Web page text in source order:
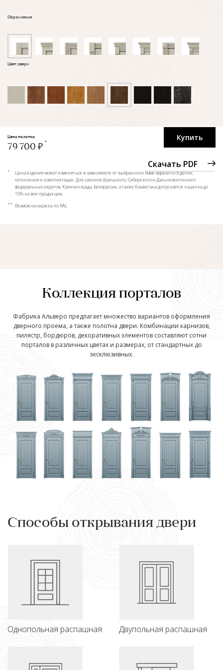
Обрамление
Цвет двери
Купить
Скачать PDF
Цена полотна:
79 700 ₽
*
Цена изделия может изменяться в зависимости от выбранного Вами варианта отделки,
остекления и комплектации. Для салонов Уральского, Сибирского и Дальневосточного
федеральных округов, Калининграда, Белоруссии, а также Казахстана допускается наценка до
10% на всю продукцию.
** Возможна окраска по RAL
Коллекция порталов
Фабрика Альверо предлагает множество вариантов оформления
дверного проема, а также полотна двери. Комбинации карнизов,
пилястр, бордюров, декоративных элементов составляют сотни
порталов в различных цветах и размерах, от стандартных до
эксклюзивных.
Способы открывания двери
Однопольная распашная Двупольная распашная